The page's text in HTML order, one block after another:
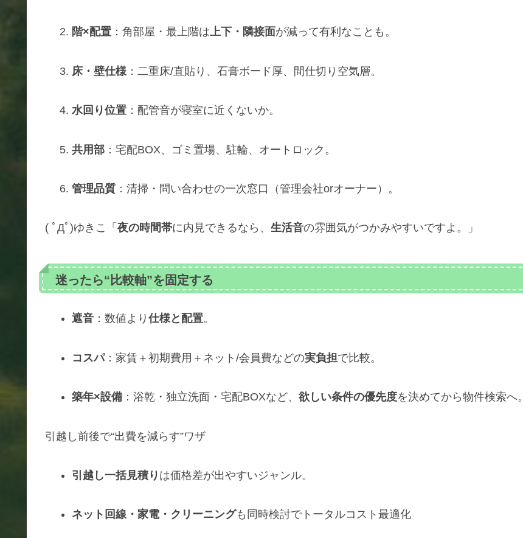
階×配置：角部屋・最上階は上下・隣接面が減って有利なことも。
床・壁仕様：二重床/直貼り、石膏ボード厚、間仕切り空気層。
水回り位置：配管音が寝室に近くないか。
共用部：宅配BOX、ゴミ置場、駐輪、オートロック。
管理品質：清掃・問い合わせの一次窓口（管理会社orオーナー）。
( ﾟДﾟ)ゆきこ「 夜の時間帯に内見できるなら、 生活音の雰囲気がつかみやすいですよ。」
迷ったら“比較軸”を固定する
遮音：数値より 仕様と配置。
コスパ：家賃＋初期費用＋ネット/会員費などの実負担で比較。
築年×設備：浴乾・独立洗面・宅配BOXなど、 欲しい条件の優先度を決めてから物件検索へ。
引越し前後で“出費を減らす”ワザ
引越し一括見積り は価格差が出やすいジャンル。
ネット回線・家電・クリーニングも同時検討でトータルコスト最適化